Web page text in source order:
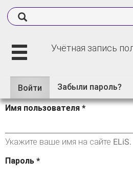
Учётная запись
Главные вкладки
Войти (активная
вкладка)
Забыли пароль?
Имя пользователя *
Укажите ваше имя на сайте ELiS.
Пароль *